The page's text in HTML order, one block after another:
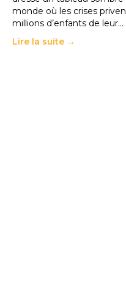
monde où les crises
millions d’enfants de leur…
Lire la suite →